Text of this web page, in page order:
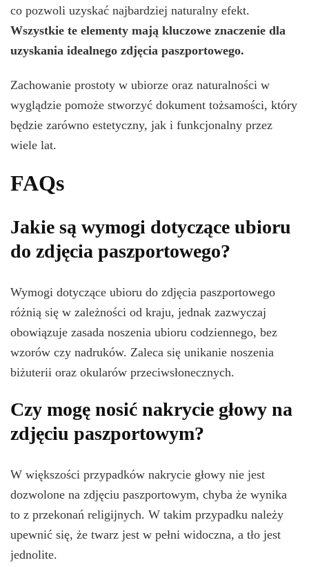
co pozwoli uzyskać najbardziej naturalny efekt.
Wszystkie te elementy mają kluczowe znaczenie dla
uzyskania idealnego zdjęcia paszportowego.
Zachowanie prostoty w ubiorze oraz naturalności w
wyglądzie pomoże stworzyć dokument tożsamości, który
będzie zarówno estetyczny, jak i funkcjonalny przez
wiele lat.
FAQs
Jakie są wymogi dotyczące ubioru
do zdjęcia paszportowego?
Wymogi dotyczące ubioru do zdjęcia paszportowego
różnią się w zależności od kraju, jednak zazwyczaj
obowiązuje zasada noszenia ubioru codziennego, bez
wzorów czy nadruków. Zaleca się unikanie noszenia
biżuterii oraz okularów przeciwsłonecznych.
Czy mogę nosić nakrycie głowy na
zdjęciu paszportowym?
W większości przypadków nakrycie głowy nie jest
dozwolone na zdjęciu paszportowym, chyba że wynika
to z przekonań religijnych. W takim przypadku należy
upewnić się, że twarz jest w pełni widoczna, a tło jest
jednolite.